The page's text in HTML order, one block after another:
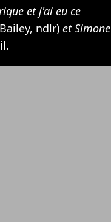
et j'ai eu ce
ndlr) et Simone